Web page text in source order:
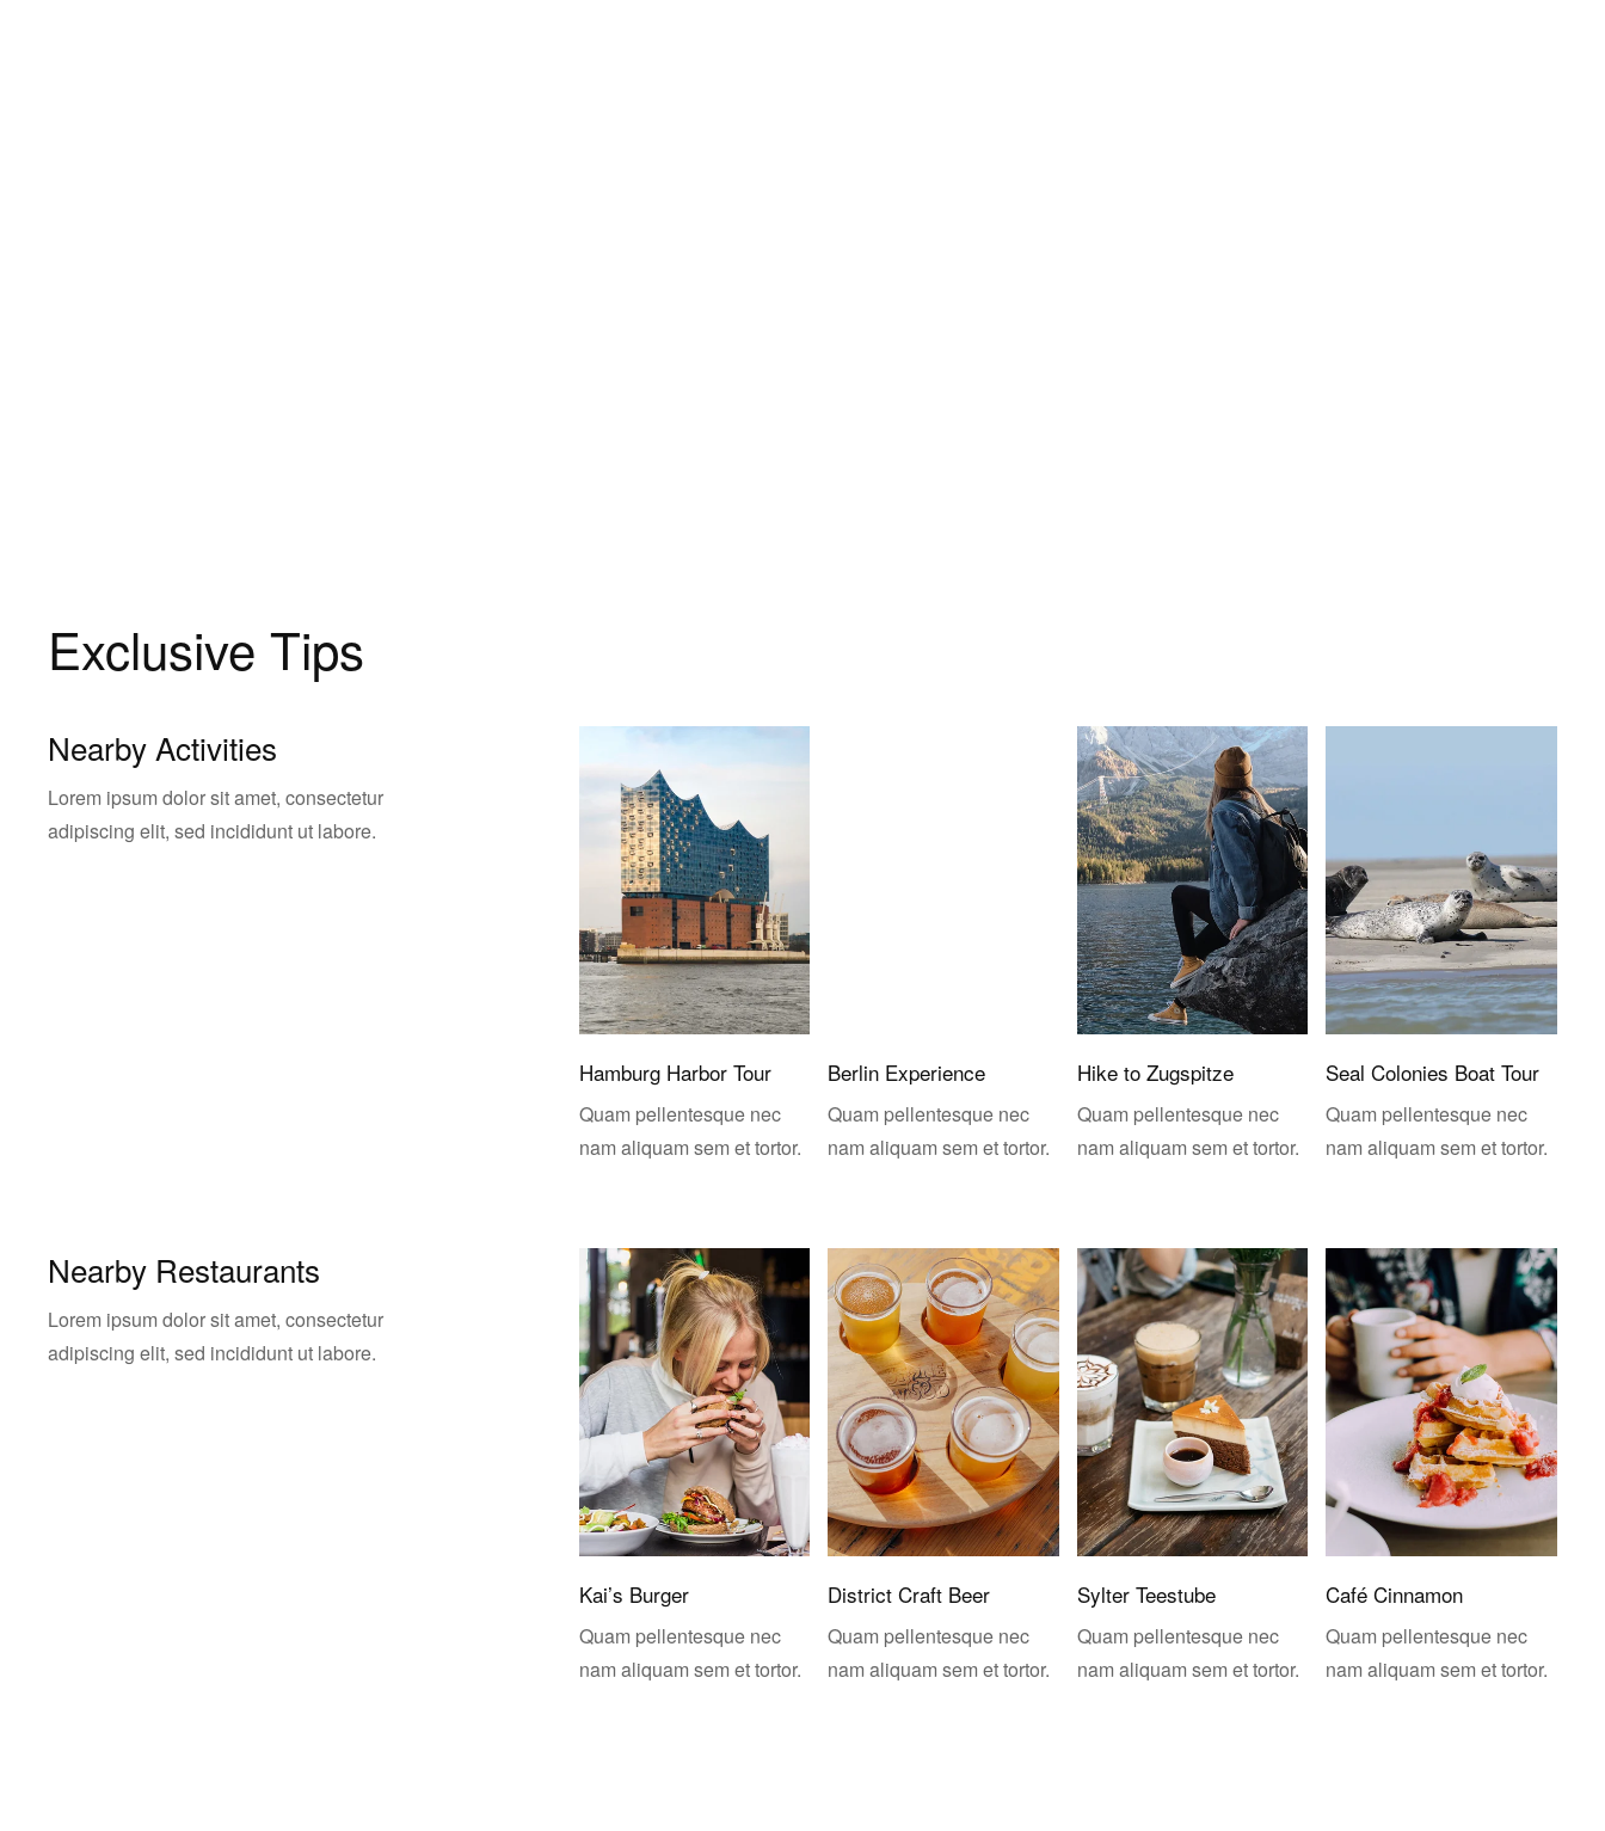
Exclusive Tips
Nearby Activities
Lorem ipsum dolor sit amet, consectetur
adipiscing elit, sed incididunt ut labore.
Hamburg Harbor Tour
Quam pellentesque nec
nam aliquam sem et tortor.
Berlin Experience
Quam pellentesque nec
nam aliquam sem et tortor.
Hike to Zugspitze
Quam pellentesque nec
nam aliquam sem et tortor.
Seal Colonies Boat Tour
Quam pellentesque nec
nam aliquam sem et tortor.
Nearby Restaurants
Lorem ipsum dolor sit amet, consectetur
adipiscing elit, sed incididunt ut labore.
Kai’s Burger
Quam pellentesque nec
nam aliquam sem et tortor.
District Craft Beer
Quam pellentesque nec
nam aliquam sem et tortor.
Sylter Teestube
Quam pellentesque nec
nam aliquam sem et tortor.
Café Cinnamon
Quam pellentesque nec
nam aliquam sem et tortor.